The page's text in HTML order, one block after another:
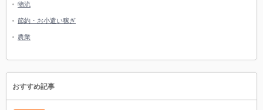
物流
節約・お小遣い稼ぎ
農業
おすすめ記事